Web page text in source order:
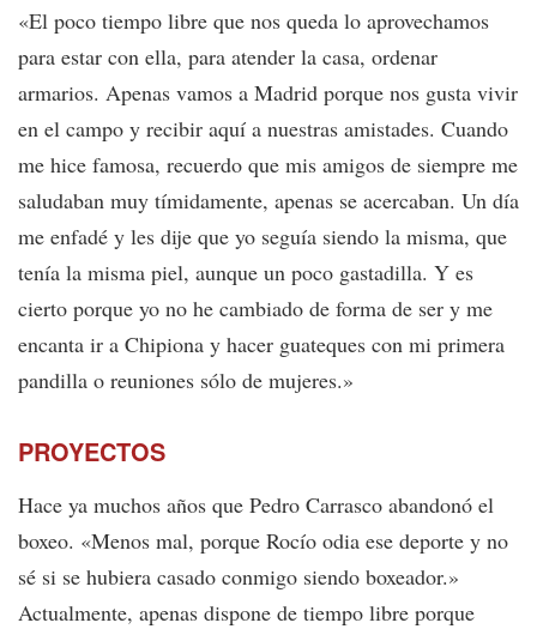
«El poco tiempo libre que nos queda lo aprovechamos
para estar con ella, para atender la casa, ordenar
armarios. Apenas vamos a Madrid porque nos gusta vivir
en el campo y recibir aquí a nuestras amistades. Cuando
me hice famosa, recuerdo que mis amigos de siempre me
saludaban muy tímidamente, apenas se acercaban. Un día
me enfadé y les dije que yo seguía siendo la misma, que
tenía la misma piel, aunque un poco gastadilla. Y es
cierto porque yo no he cambiado de forma de ser y me
encanta ir a Chipiona y hacer guateques con mi primera
pandilla o reuniones sólo de mujeres.»
PROYECTOS
Hace ya muchos años que Pedro Carrasco abandonó el
boxeo. «Menos mal, porque Rocío odia ese deporte y no
sé si se hubiera casado conmigo siendo boxeador.»
Actualmente, apenas dispone de tiempo libre porque